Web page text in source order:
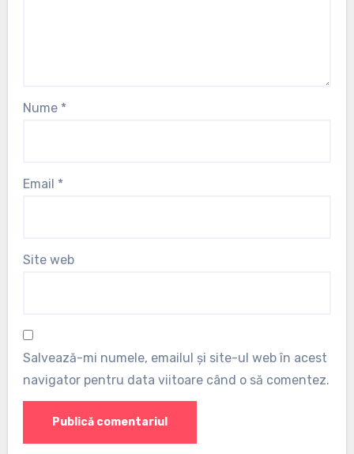
Nume *
Email *
Site web
Salvează-mi numele, emailul și site-ul web în acest
navigator pentru data viitoare când o să comentez.